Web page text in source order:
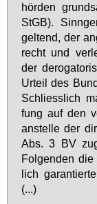
hör­den
StGB).
gel­tend, der
recht und
der
Ur­teil des
Schliess­lich
fung auf den
an­stel­le der
Abs. 3 BV
Fol­gen­den
lich
(...)